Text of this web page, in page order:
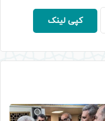
کپی لینک